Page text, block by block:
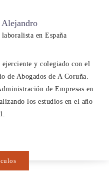
Alejandro
laboralista en España
y colegiado con el
de Abogados de A Coruña.
de Empresas en
los estudios en el año